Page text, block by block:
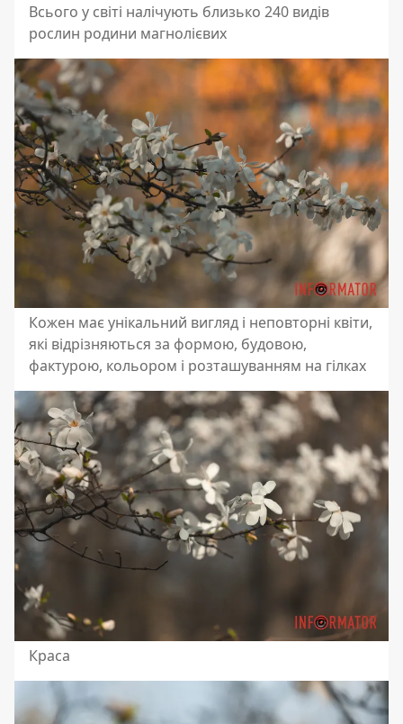
Всього у світі налічують близько 240 видів
рослин родини магнолієвих
Кожен має унікальний вигляд і неповторні квіти,
які відрізняються за формою, будовою,
фактурою, кольором і розташуванням на гілках
Краса